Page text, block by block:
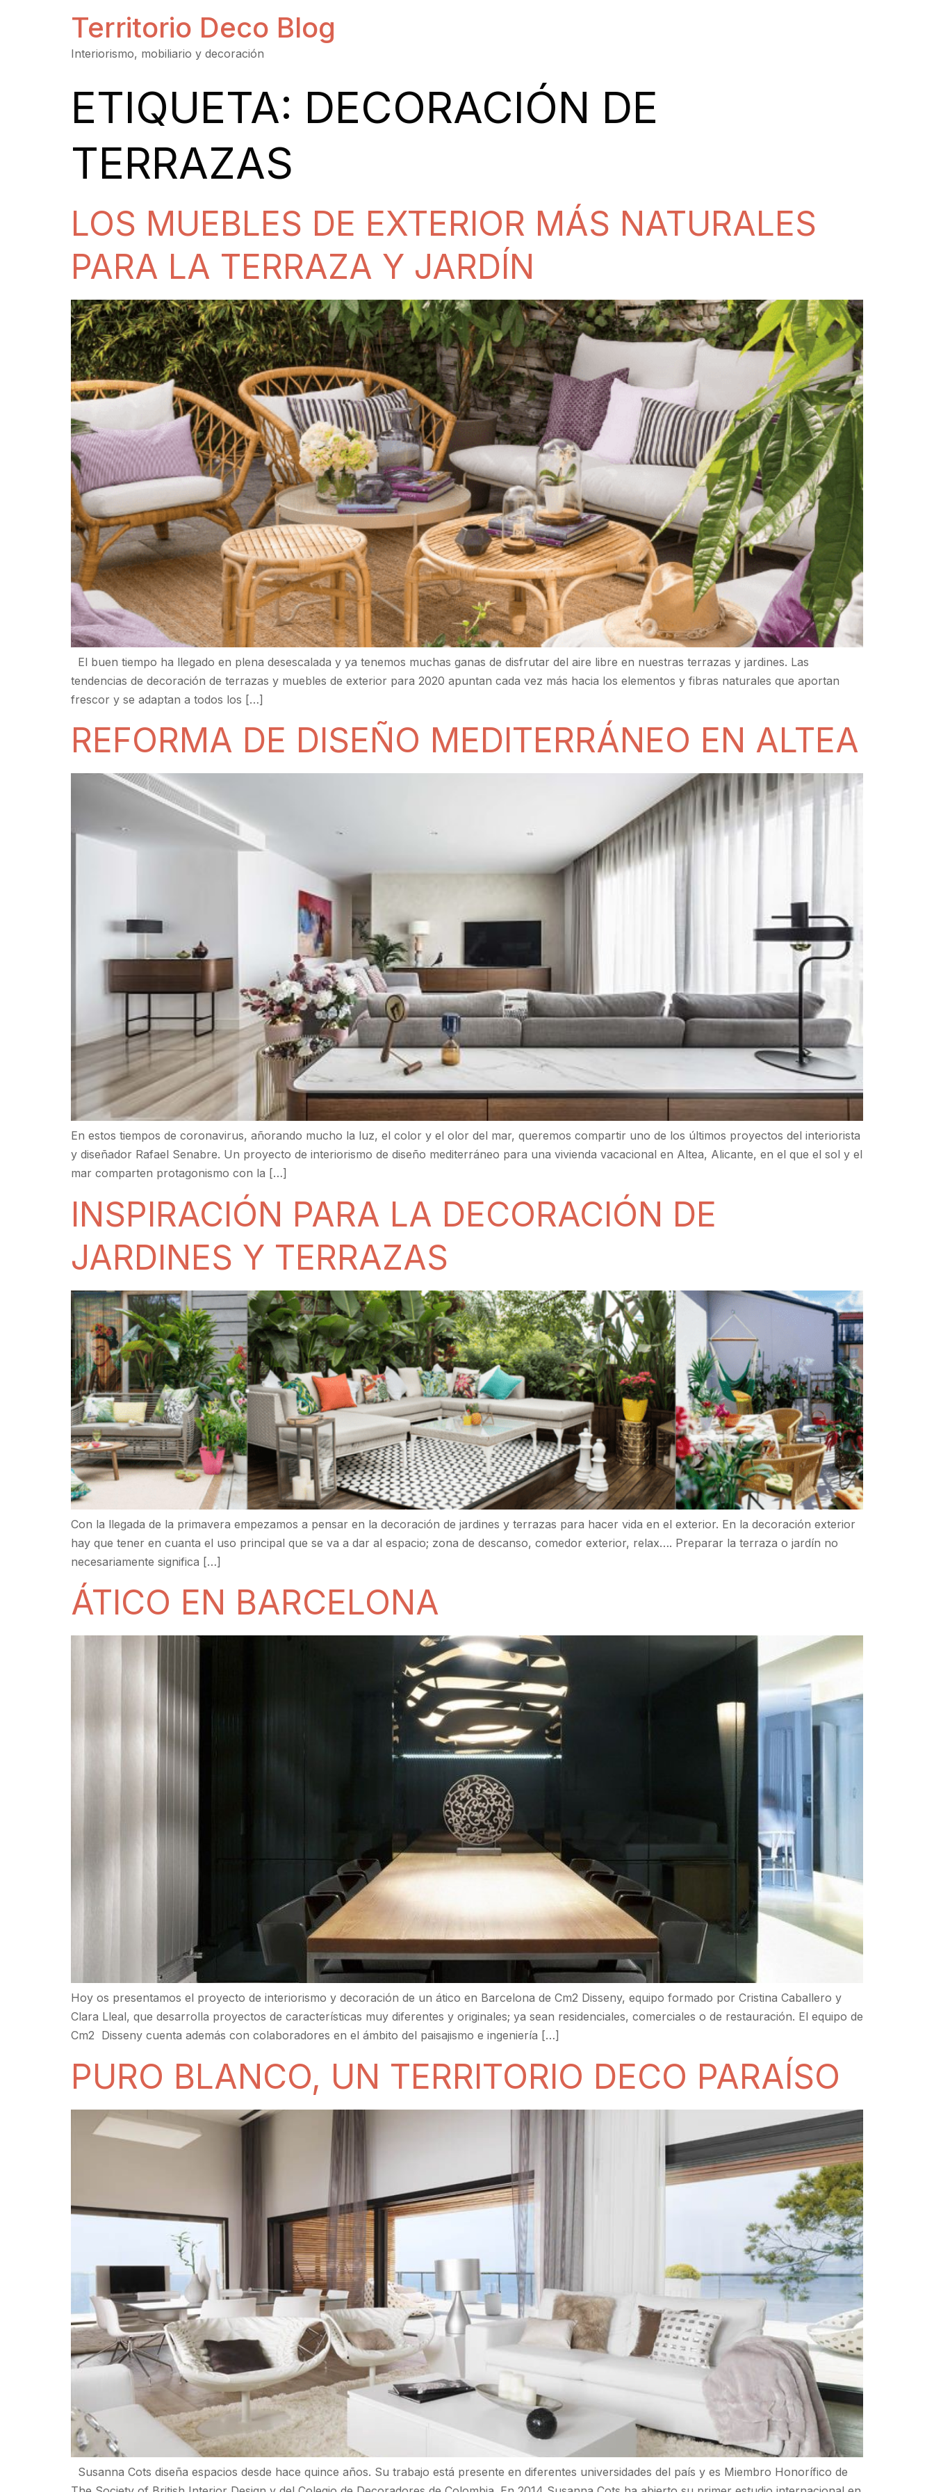
Territorio Deco Blog
Interiorismo, mobiliario y decoración
ETIQUETA: DECORACIÓN DE
TERRAZAS
LOS MUEBLES DE EXTERIOR MÁS NATURALES
PARA LA TERRAZA Y JARDÍN
El buen tiempo ha llegado en plena desescalada y ya tenemos muchas ganas de disfrutar del aire libre en nuestras terrazas y jardines. Las
tendencias de decoración de terrazas y muebles de exterior para 2020 apuntan cada vez más hacia los elementos y fibras naturales que aportan
frescor y se adaptan a todos los […]
REFORMA DE DISEÑO MEDITERRÁNEO EN ALTEA
En estos tiempos de coronavirus, añorando mucho la luz, el color y el olor del mar, queremos compartir uno de los últimos proyectos del interiorista
y diseñador Rafael Senabre. Un proyecto de interiorismo de diseño mediterráneo para una vivienda vacacional en Altea, Alicante, en el que el sol y el
mar comparten protagonismo con la […]
INSPIRACIÓN PARA LA DECORACIÓN DE
JARDINES Y TERRAZAS
Con la llegada de la primavera empezamos a pensar en la decoración de jardines y terrazas para hacer vida en el exterior. En la decoración exterior
hay que tener en cuanta el uso principal que se va a dar al espacio; zona de descanso, comedor exterior, relax…. Preparar la terraza o jardín no
necesariamente significa […]
ÁTICO EN BARCELONA
Hoy os presentamos el proyecto de interiorismo y decoración de un ático en Barcelona de Cm2 Disseny, equipo formado por Cristina Caballero y
Clara Lleal, que desarrolla proyectos de características muy diferentes y originales; ya sean residenciales, comerciales o de restauración. El equipo de
Cm2 Disseny cuenta además con colaboradores en el ámbito del paisajismo e ingeniería […]
PURO BLANCO, UN TERRITORIO DECO PARAÍSO
Susanna Cots diseña espacios desde hace quince años. Su trabajo está presente en diferentes universidades del país y es Miembro Honorífico de